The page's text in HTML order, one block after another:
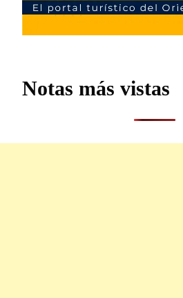
Notas más vistas